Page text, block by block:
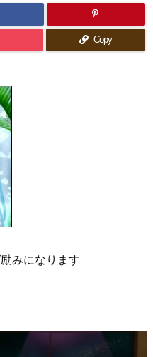
Copy
みになります